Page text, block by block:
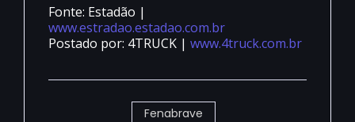
Fonte: Estadão |
www.estradao.estadao.com.br
Postado por: 4TRUCK | www.4truck.com.br
Fenabrave